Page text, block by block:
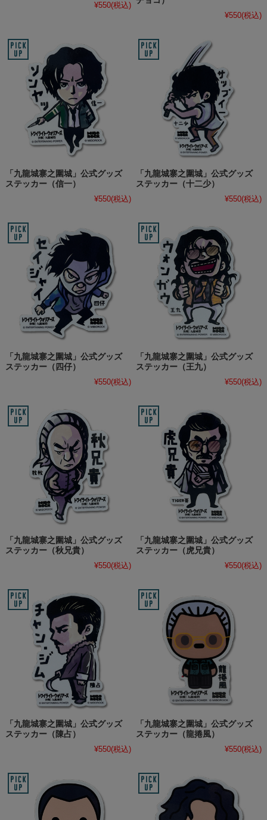
¥550(税込)
¥550(税込)
「九龍城寨之圍城」公式グッズ
ステッカー（信一）
¥550(税込)
「九龍城寨之圍城」公式グッズ
ステッカー（十二少）
¥550(税込)
「九龍城寨之圍城」公式グッズ
ステッカー（四仔）
¥550(税込)
「九龍城寨之圍城」公式グッズ
ステッカー（王九）
¥550(税込)
「九龍城寨之圍城」公式グッズ
ステッカー（秋兄貴）
¥550(税込)
「九龍城寨之圍城」公式グッズ
ステッカー（虎兄貴）
¥550(税込)
「九龍城寨之圍城」公式グッズ
ステッカー（陳占）
¥550(税込)
「九龍城寨之圍城」公式グッズ
ステッカー（龍捲風）
¥550(税込)